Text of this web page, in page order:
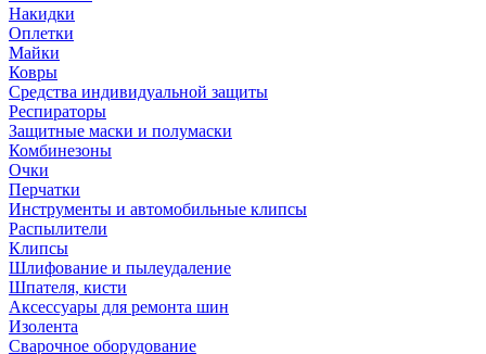
Накидки
Оплетки
Майки
Ковры
Средства индивидуальной защиты
Респираторы
Защитные маски и полумаски
Комбинезоны
Очки
Перчатки
Инструменты и автомобильные клипсы
Распылители
Клипсы
Шлифование и пылеудаление
Шпателя, кисти
Аксессуары для ремонта шин
Изолента
Сварочное оборудование